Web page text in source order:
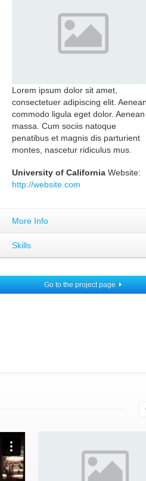
Lorem ipsum dolor sit amet,
consectetuer adipiscing elit. Aenean
commodo ligula eget dolor. Aenean
massa. Cum sociis natoque
penatibus et magnis dis parturient
montes, nascetur ridiculus mus.
University of California Website:
http://website.com
More Info
Skills
Go to the project page